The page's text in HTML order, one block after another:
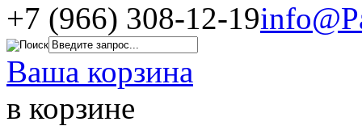
+7 (966) 308-12-19
Ваша корзина
в корзине